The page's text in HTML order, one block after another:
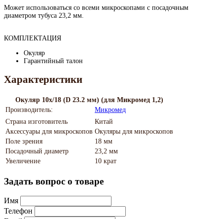
Может использоваться со всеми микроскопами с посадочным
диаметром тубуса 23,2 мм.
КОМПЛЕКТАЦИЯ
Окуляр
Гарантийный талон
Характеристики
Окуляр 10х/18 (D 23.2 мм) (для Микромед 1,2)
Производитель:
Микромед
Страна изготовитель
Китай
Аксессуары для микроскопов Окуляры для микроскопов
Поле зрения
18 мм
Посадочный диаметр
23,2 мм
Увеличение
10 крат
Задать вопрос о товаре
Имя
Телефон